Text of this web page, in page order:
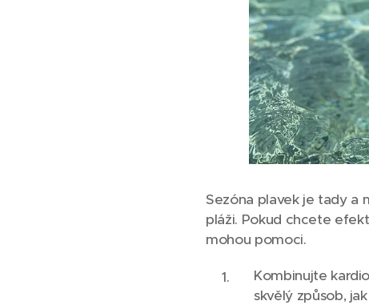
Sezóna plavek je tady a
pláži. Pokud chcete
mohou pomoci.
Kombinujte
skvělý způsob,